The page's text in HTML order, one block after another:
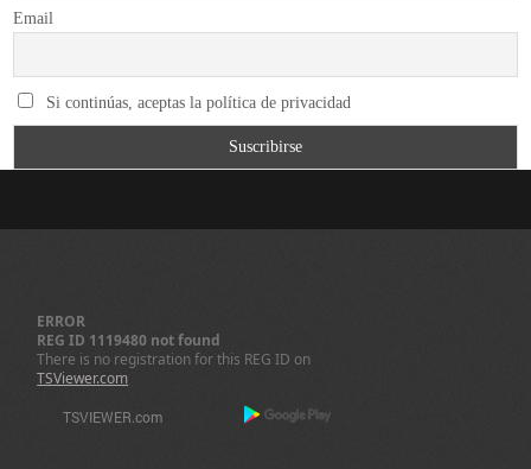
Email
Si continúas, aceptas la política de privacidad
ERROR
REG ID 1119480 not found
There is no registration for this REG ID on
TSViewer.com